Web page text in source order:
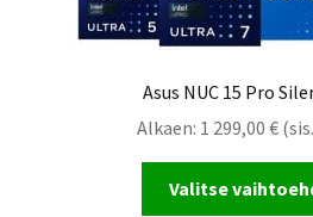
Asus NUC 15 Pro
Alkaen: 1 299,00 €
Valitse